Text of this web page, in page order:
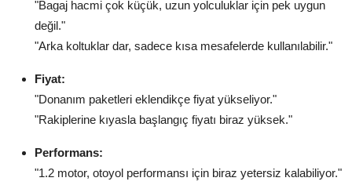
"Bagaj hacmi çok küçük, uzun yolculuklar için pek uygun
değil."
"Arka koltuklar dar, sadece kısa mesafelerde kullanılabilir."
Fiyat:
"Donanım paketleri eklendikçe fiyat yükseliyor."
"Rakiplerine kıyasla başlangıç fiyatı biraz yüksek."
Performans:
"1.2 motor, otoyol performansı için biraz yetersiz kalabiliyor."